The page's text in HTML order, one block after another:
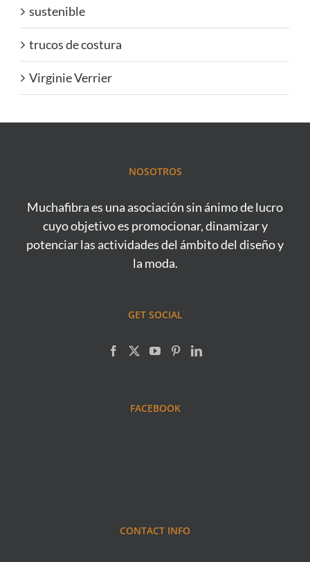
sustenible
trucos de costura
Virginie Verrier
NOSOTROS
Muchafibra es una asociación sin ánimo de lucro
cuyo objetivo es promocionar, dinamizar y
potenciar las actividades del ámbito del diseño y
la moda.
GET SOCIAL
FACEBOOK
CONTACT INFO